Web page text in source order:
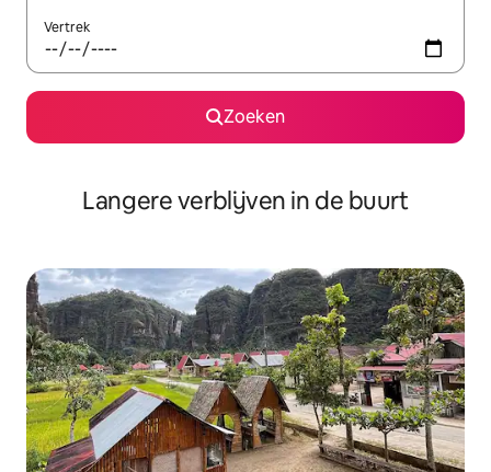
Vertrek
Zoeken
Langere verblijven in de buurt